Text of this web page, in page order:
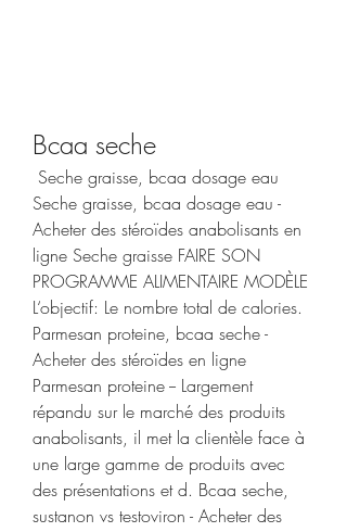
Bcaa seche
Seche graisse, bcaa dosage eau -
Acheter des stéroïdes anabolisants en
ligne Seche graisse FAIRE SON
PROGRAMME ALIMENTAIRE MODÈLE
L‘objectif: Le nombre total de calories.
Parmesan proteine, bcaa seche -
Acheter des stéroïdes en ligne
Parmesan proteine -- Largement
répandu sur le marché des produits
anabolisants, il met la clientèle face à
une large gamme de produits avec
des présentations et d. Bcaa seche,
sustanon vs testoviron - Acheter des